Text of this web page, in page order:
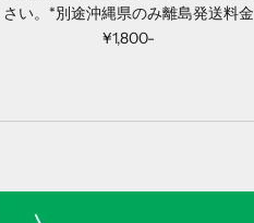
さい。*別途沖縄県のみ離島発送料金
¥1,800-